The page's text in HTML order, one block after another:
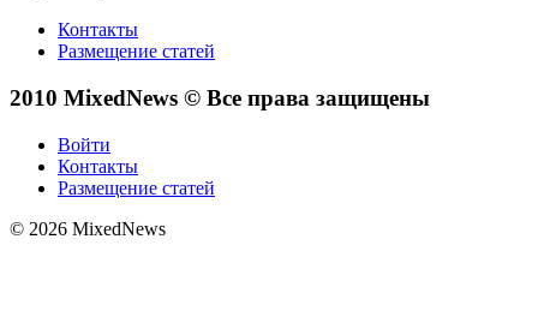
Контакты
Размещение статей
2010 MixedNews © Все права защищены
Войти
Контакты
Размещение статей
© 2026 MixedNews